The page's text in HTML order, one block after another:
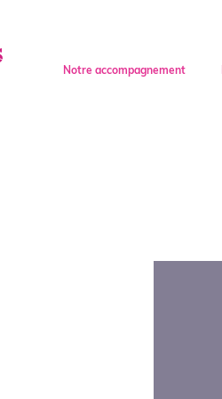
Notre accompagnement